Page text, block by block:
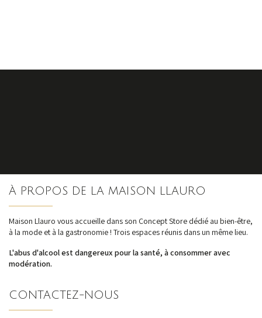
nos dernières
À PROPOS DE LA MAISON LLAURO
Maison Llauro vous accueille dans son Concept Store dédié au bien-être,
à la mode et à la gastronomie ! Trois espaces réunis dans un même lieu.
L'abus d'alcool est dangereux pour la santé, à consommer avec
modération.
CONTACTEZ-NOUS